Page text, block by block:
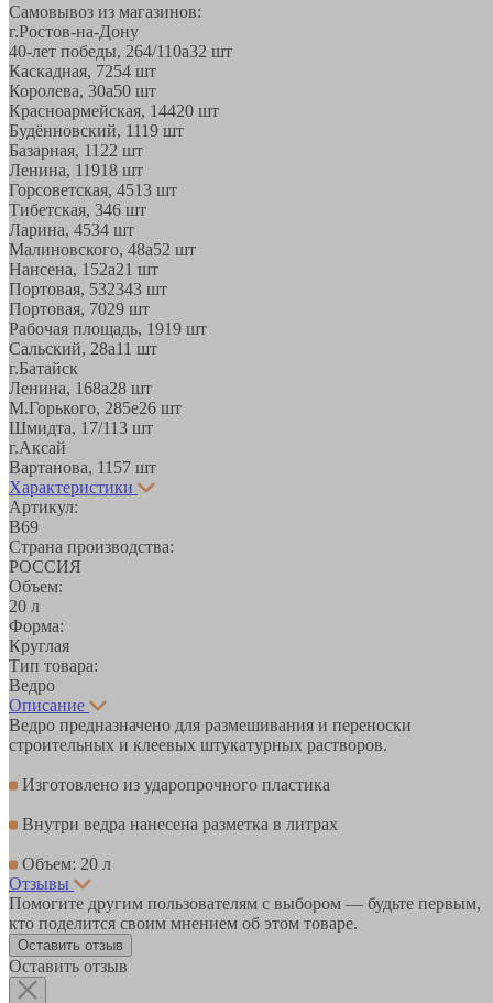
Самовывоз из магазинов:
г.Ростов-на-Дону
40-лет победы, 264/110а32 шт
Каскадная, 7254 шт
Королева, 30а50 шт
Красноармейская, 14420 шт
Будённовский, 1119 шт
Базарная, 11 22 шт
Ленина, 11918 шт
Горсоветская, 4513 шт
Тибетская, 346 шт
Ларина, 4534 шт
Малиновского, 48а52 шт
Нансена, 152а21 шт
Портовая, 532343 шт
Портовая, 7029 шт
Рабочая площадь, 1919 шт
Сальский, 28a11 шт
г.Батайск
Ленина, 168а28 шт
М.Горького, 285е26 шт
Шмидта, 17/113 шт
г.Аксай
Вартанова, 11 57 шт
Характеристики
Артикул:
В69
Страна производства:
РОССИЯ
Объем:
20 л
Форма:
Круглая
Тип товара:
Ведро
Описание
Ведро предназначено для размешивания и переноски
строительных и клеевых штукатурных растворов.
Изготовлено из ударопрочного пластика
Внутри ведра нанесена разметка в литрах
Объем: 20 л
Отзывы
Помогите другим пользователям с выбором — будьте первым,
кто поделится своим мнением об этом товаре.
Оставить отзыв
Оставить отзыв